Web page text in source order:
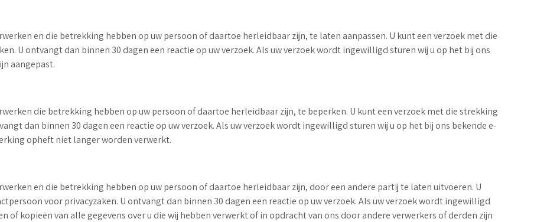
en die betrekking hebben op uw persoon of daartoe herleidbaar zijn, te laten aanpassen. U kunt een verzoek met die
U ontvangt dan binnen 30 dagen een reactie op uw verzoek. Als uw verzoek wordt ingewilligd sturen wij u op het bij ons
aangepast.
die betrekking hebben op uw persoon of daartoe herleidbaar zijn, te beperken. U kunt een verzoek met die strekking
dan binnen 30 dagen een reactie op uw verzoek. Als uw verzoek wordt ingewilligd sturen wij u op het bij ons bekende e-
opheft niet langer worden verwerkt.
en die betrekking hebben op uw persoon of daartoe herleidbaar zijn, door een andere partij te laten uitvoeren. U
voor privacyzaken. U ontvangt dan binnen 30 dagen een reactie op uw verzoek. Als uw verzoek wordt ingewilligd
of kopieën van alle gegevens over u die wij hebben verwerkt of in opdracht van ons door andere verwerkers of derden zijn